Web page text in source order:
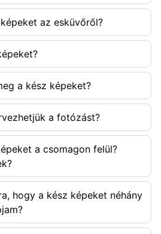
az esküvőről?
a kész képeket?
a fotózást?
a csomagon felül?
hogy a kész képeket néhány